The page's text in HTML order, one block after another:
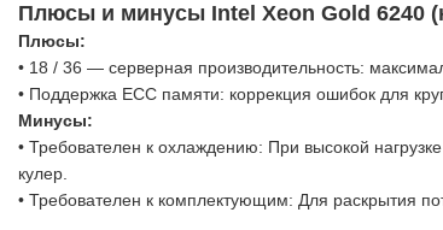
Плюсы и минусы Intel Xeon Gold 6240
Плюсы:
• 18 / 36 — серверная производительность:
• Поддержка ECC памяти: коррекция ошибок для
Минусы:
• Требователен к охлаждению: При высокой
кулер.
• Требователен к комплектующим: Для раскрытия